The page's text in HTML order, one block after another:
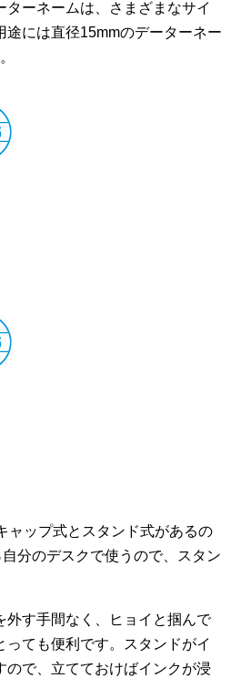
ターネームは、さまざまなサイ
途には直径15mmのデーターネー
ャップ式とスタンド式があるの
分のデスクで使うので、スタン
外す手間なく、ヒョイと掴んで
っても便利です。スタンドがイ
ので、立てておけばインクが浸